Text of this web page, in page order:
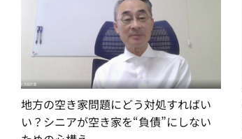
地方の空き家問題にどう対処すればい
い？シニアが空き家を“負債”にしない